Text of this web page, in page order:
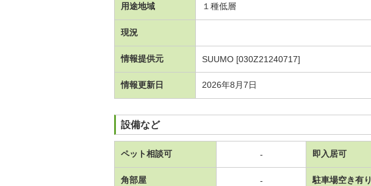
用途地域 １種低層
現況
情報提供元 SUUMO [030Z21240717]
情報更新日 2026年8月7日
設備など
ペット相談可 - 即入居可
角部屋 - 駐車場空き有り